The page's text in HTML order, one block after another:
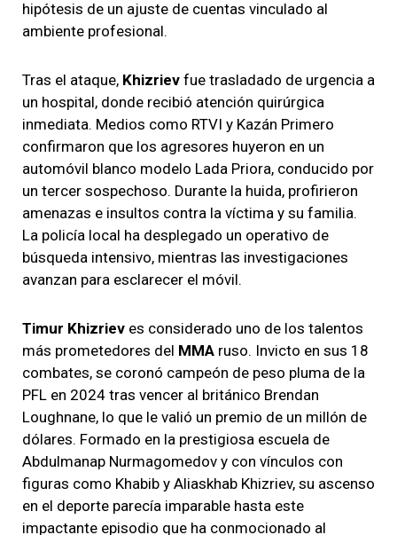
hipótesis de un ajuste de cuentas vinculado al
ambiente profesional.
Tras el ataque, Khizriev fue trasladado de urgencia a
un hospital, donde recibió atención quirúrgica
inmediata. Medios como RTVI y Kazán Primero
confirmaron que los agresores huyeron en un
automóvil blanco modelo Lada Priora, conducido por
un tercer sospechoso. Durante la huida, profirieron
amenazas e insultos contra la víctima y su familia.
La policía local ha desplegado un operativo de
búsqueda intensivo, mientras las investigaciones
avanzan para esclarecer el móvil.
Timur Khizriev es considerado uno de los talentos
más prometedores del MMA ruso. Invicto en sus 18
combates, se coronó campeón de peso pluma de la
PFL en 2024 tras vencer al británico Brendan
Loughnane, lo que le valió un premio de un millón de
dólares. Formado en la prestigiosa escuela de
Abdulmanap Nurmagomedov y con vínculos con
figuras como Khabib y Aliaskhab Khizriev, su ascenso
en el deporte parecía imparable hasta este
impactante episodio que ha conmocionado al